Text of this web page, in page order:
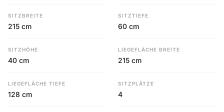
SITZBREITE
215 cm
SITZTIEFE
60 cm
SITZHÖHE
40 cm
LIEGEFLÄCHE BREITE
215 cm
LIEGEFLÄCHE TIEFE
128 cm
SITZPLÄTZE
4